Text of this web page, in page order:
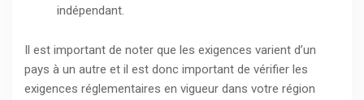
indépendant.
Il est important de noter que les exigences varient d’un
pays à un autre et il est donc important de vérifier les
exigences réglementaires en vigueur dans votre région